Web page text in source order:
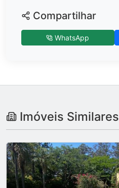
Compartilhar
WhatsApp
Imóveis Similares